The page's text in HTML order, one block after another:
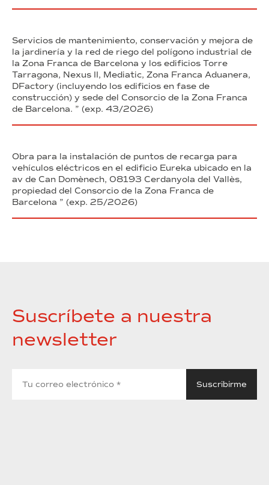
Servicios de mantenimiento, conservación y mejora de
la jardinería y la red de riego del polígono industrial de
la Zona Franca de Barcelona y los edificios Torre
Tarragona, Nexus II, Mediatic, Zona Franca Aduanera,
DFactory (incluyendo los edificios en fase de
construcción) y sede del Consorcio de la Zona Franca
de Barcelona. ” (exp. 43/2026)
Obra para la instalación de puntos de recarga para
vehículos eléctricos en el edificio Eureka ubicado en la
av de Can Domènech, 08193 Cerdanyola del Vallès,
propiedad del Consorcio de la Zona Franca de
Barcelona ” (exp. 25/2026)
Suscríbete a nuestra
newsletter